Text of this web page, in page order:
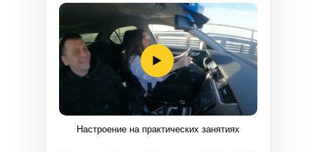
Настроение на практических занятиях